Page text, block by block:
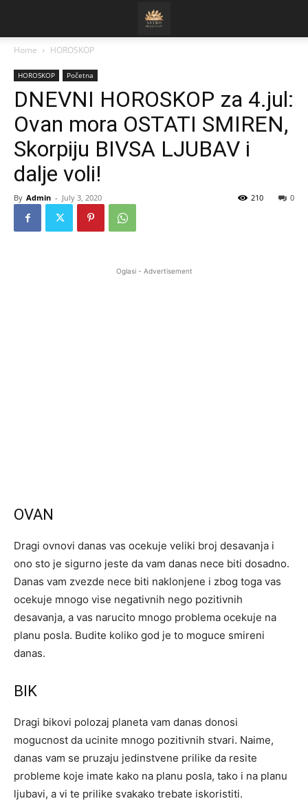
Home HOROSKOP
HOROSKOP Početna
DNEVNI HOROSKOP za 4.jul:
Ovan mora OSTATI SMIREN,
Skorpiju BIVSA LJUBAV i
dalje voli!
By Admin - July 3, 2020 0
210
Oglasi - Advertisement
OVAN
Dragi ovnovi danas vas ocekuje veliki broj desavanja i
ono sto je sigurno jeste da vam danas nece biti dosadno.
Danas vam zvezde nece biti naklonjene i zbog toga vas
ocekuje mnogo vise negativnih nego pozitivnih
desavanja, a vas narucito mnogo problema ocekuje na
planu posla. Budite koliko god je to moguce smireni
danas.
BIK
Dragi bikovi polozaj planeta vam danas donosi
mogucnost da ucinite mnogo pozitivnih stvari. Naime,
danas vam se pruzaju jedinstvene prilike da resite
probleme koje imate kako na planu posla, tako i na planu
ljubavi, a vi te prilike svakako trebate iskoristiti.